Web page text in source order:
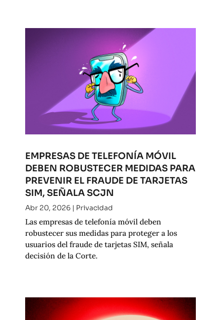
EMPRESAS DE TELEFONÍA MÓVIL
DEBEN ROBUSTECER MEDIDAS PARA
PREVENIR EL FRAUDE DE TARJETAS
SIM, SEÑALA SCJN
Abr 20, 2026| Privacidad
Las empresas de telefonía móvil deben
robustecer sus medidas para proteger a los
usuarios del fraude de tarjetas SIM, señala
decisión de la Corte.